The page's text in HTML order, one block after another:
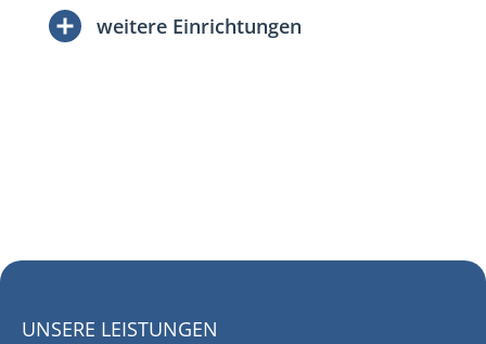
weitere Einrichtungen
UNSERE LEISTUNGEN